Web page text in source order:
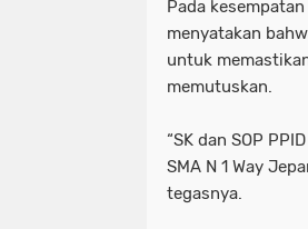
Pada
menyatakan
untuk
memutuskan.
“SK dan SOP
SMA N 1 Way
tegasnya.